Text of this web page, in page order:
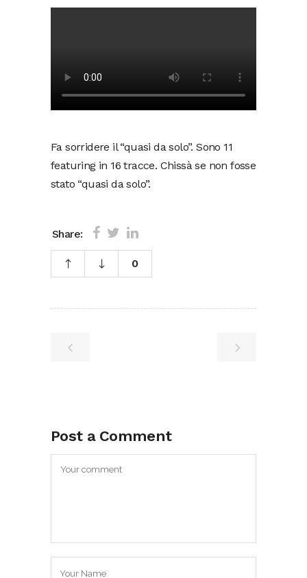
Fa sorridere il “quasi da solo”. Sono 11
featuring in 16 tracce. Chissà se non fosse
stato “quasi da solo”.
Share:
0
Post a Comment